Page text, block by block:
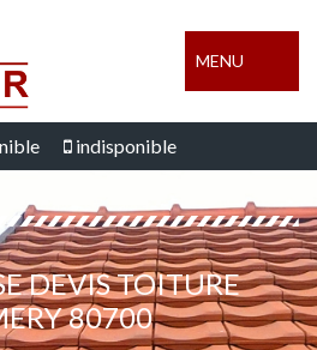
MENU
indisponible
DEVIS TOITURE
80700